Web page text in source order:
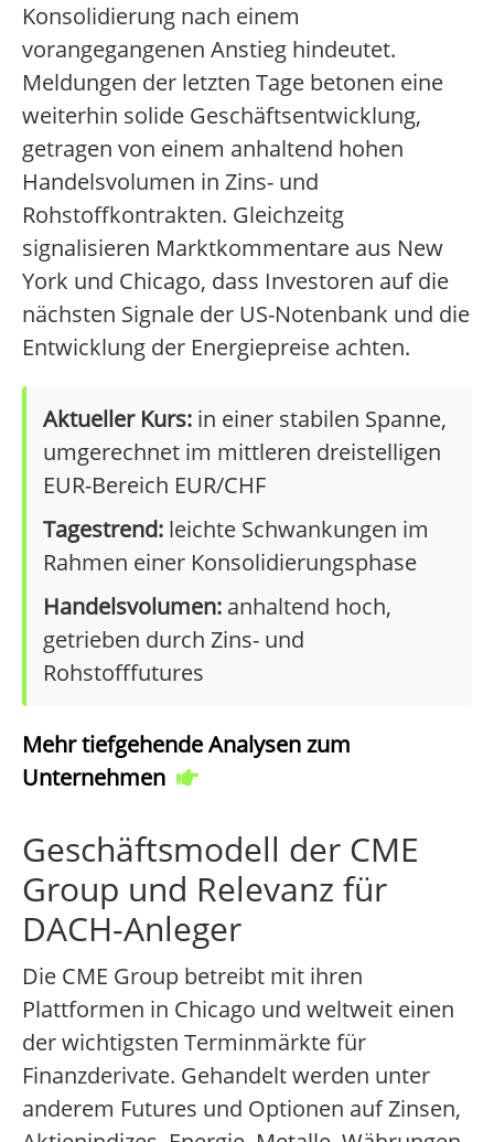
Konsolidierung nach einem
vorangegangenen Anstieg hindeutet.
Meldungen der letzten Tage betonen eine
weiterhin solide Geschäftsentwicklung,
getragen von einem anhaltend hohen
Handelsvolumen in Zins- und
Rohstoffkontrakten. Gleichzeitg
signalisieren Marktkommentare aus New
York und Chicago, dass Investoren auf die
nächsten Signale der US-Notenbank und die
Entwicklung der Energiepreise achten.
Aktueller Kurs: in einer stabilen Spanne,
umgerechnet im mittleren dreistelligen
EUR-Bereich EUR/CHF
Tagestrend: leichte Schwankungen im
Rahmen einer Konsolidierungsphase
Handelsvolumen: anhaltend hoch,
getrieben durch Zins- und
Rohstofffutures
Mehr tiefgehende Analysen zum
Unternehmen
Geschäftsmodell der CME
Group und Relevanz für
DACH-Anleger
Die CME Group betreibt mit ihren
Plattformen in Chicago und weltweit einen
der wichtigsten Terminmärkte für
Finanzderivate. Gehandelt werden unter
anderem Futures und Optionen auf Zinsen,